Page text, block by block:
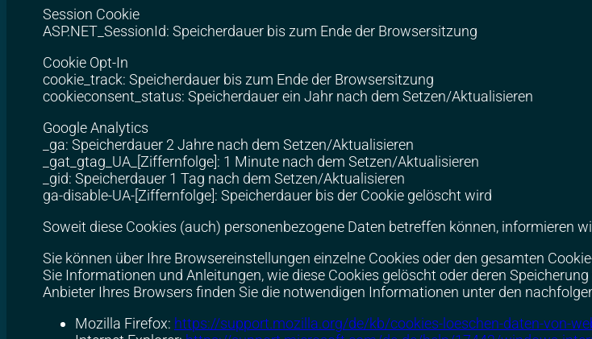
Session Cookie
ASP.NET_SessionId: Speicherdauer bis zum Ende der Browsersitzung
Cookie Opt-In
cookie_track: Speicherdauer bis zum Ende der Browsersitzung
cookieconsent_status: Speicherdauer ein Jahr nach dem Setzen/Aktualisieren
Google Analytics
_ga: Speicherdauer 2 Jahre nach dem Setzen/Aktualisieren
_gat_gtag_UA_[Ziffernfolge]: 1 Minute nach dem Setzen/Aktualisieren
_gid: Speicherdauer 1 Tag nach dem Setzen/Aktualisieren
ga-disable-UA-[Ziffernfolge]: Speicherdauer bis der Cookie gelöscht wird
Soweit diese Cookies (auch) personenbezogene Daten betreffen können, informieren
Sie können über Ihre Browsereinstellungen einzelne Cookies oder den gesamten
Sie Informationen und Anleitungen, wie diese Cookies gelöscht oder deren
Anbieter Ihres Browsers finden Sie die notwendigen Informationen unter den
Mozilla Firefox: https://support.mozilla.org/de/kb/cookies-loeschen-daten-von-